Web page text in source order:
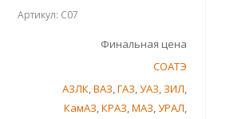
Артикул: С07
Финальная цена
СОАТЭ
АЗЛК,ВАЗ,ГАЗ,УАЗ, ЗИЛ,
КамАЗ,КРАЗ,МАЗ,УРАЛ,